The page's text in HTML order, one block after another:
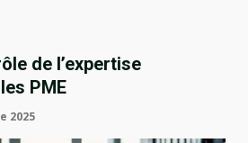
de l’expertise
PME
2025